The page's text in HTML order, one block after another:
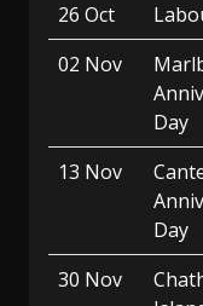
26 Oct
02 Nov
Day
13 Nov
Day
30 Nov